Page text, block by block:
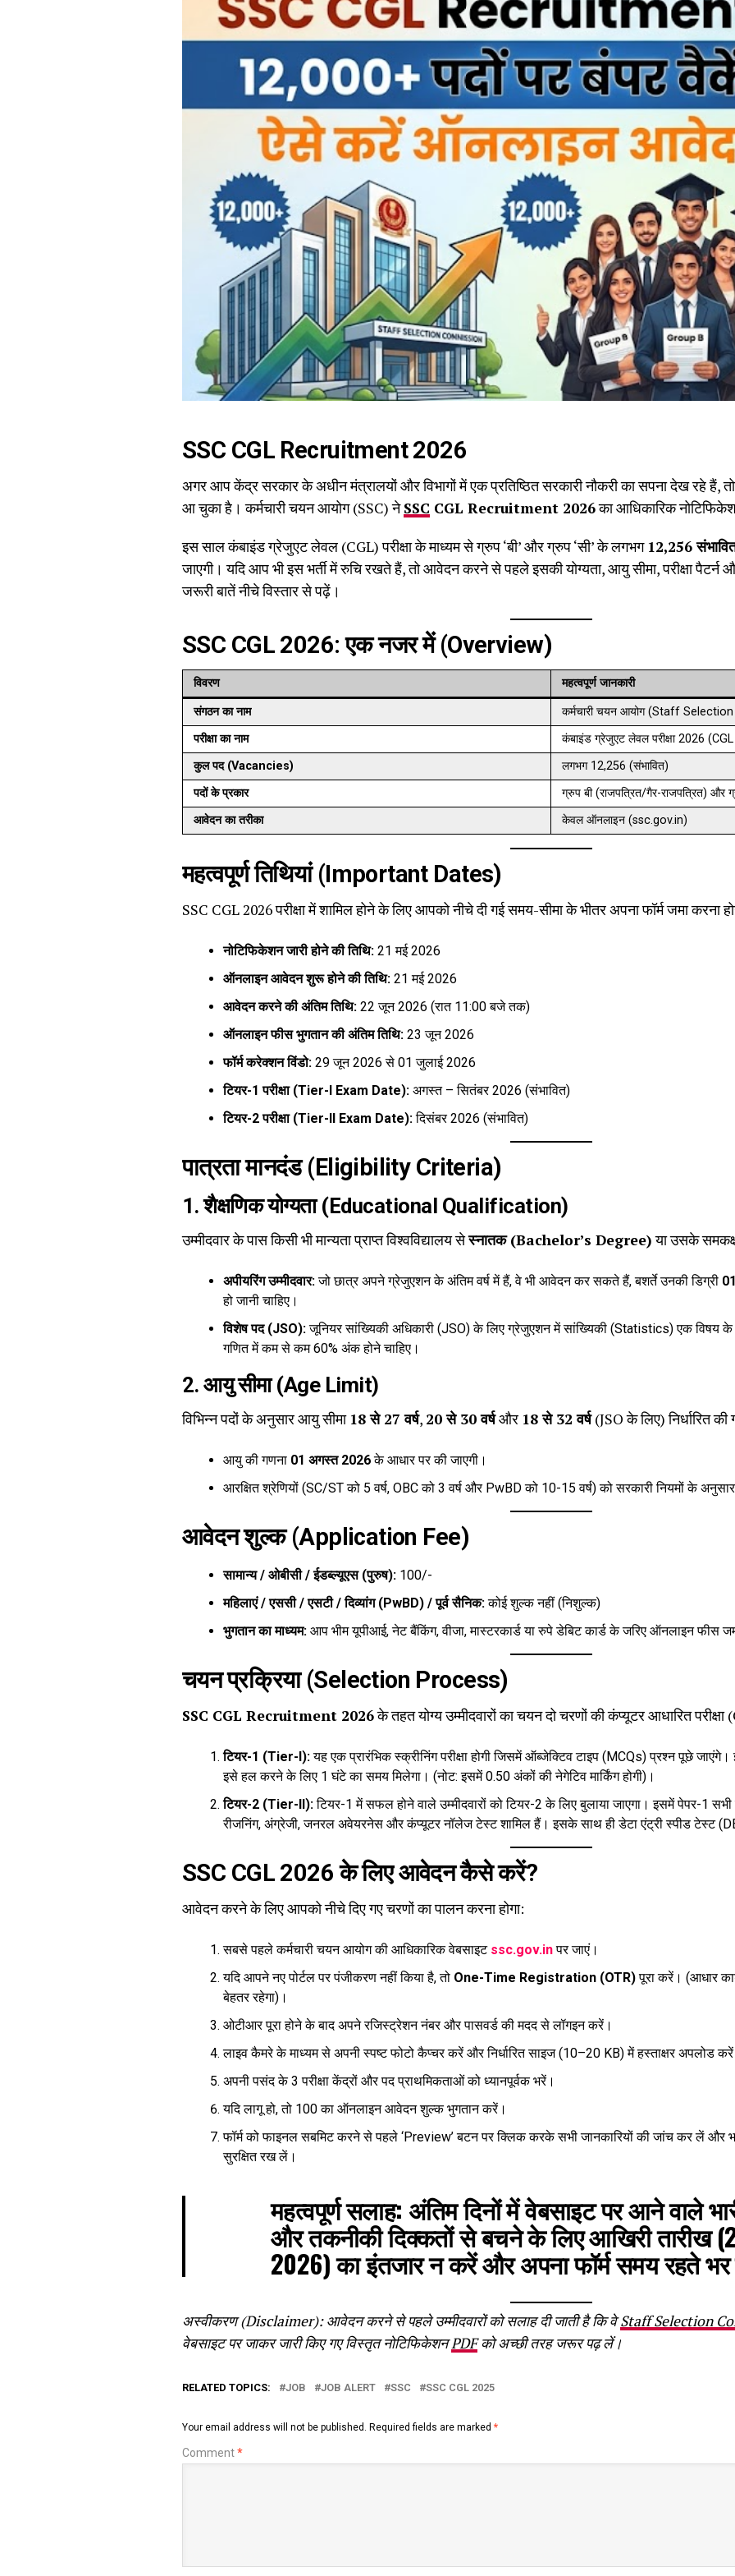
SSC CGL Recruitment 2026
अगर आप केंद्र सरकार के अधीन मंत्रालयों और विभागों में एक प्रतिष्ठित सरकारी नौकरी का सपना देख रहे हैं,
आ चुका है। कर्मचारी चयन आयोग (SSC) नेSSC CGL Recruitment 2026का आधिकारिक
इस साल कंबाइंड ग्रेजुएट लेवल (CGL) परीक्षा के माध्यम से ग्रुप ‘बी’ और ग्रुप ‘सी’ के लगभग 12,256
जाएगी। यदि आप भी इस भर्ती में रुचि रखते हैं, तो आवेदन करने से पहले इसकी योग्यता, आयु सीमा, परीक्षा
जरूरी बातें नीचे विस्तार से पढ़ें।
SSC CGL 2026: एक नजर में (Overview)
विवरण महत्वपूर्ण जानकारी
संगठन का नाम
कर्मचारी चयन आयोग (Staff
परीक्षा का नाम
कंबाइंड ग्रेजुएट लेवल परीक्षा 2026
कुल पद (Vacancies)
लगभग 12,256 (संभावित)
पदों के प्रकार
ग्रुप बी (राजपत्रित/गैर-राजपत्रित) और
आवेदन का तरीका
केवल ऑनलाइन (ssc.gov.in)
महत्वपूर्ण तिथियां (Important Dates)
SSC CGL 2026 परीक्षा में शामिल होने के लिए आपको नीचे दी गई समय-सीमा के भीतर अपना फॉर्म जमा करना
नोटिफिकेशन जारी होने की तिथि: 21 मई 2026
ऑनलाइन आवेदन शुरू होने की तिथि: 21 मई 2026
आवेदन करने की अंतिम तिथि: 22 जून 2026 (रात 11:00 बजे तक)
ऑनलाइन फीस भुगतान की अंतिम तिथि: 23 जून 2026
फॉर्म करेक्शन विंडो: 29 जून 2026 से 01 जुलाई 2026
टियर-1 परीक्षा (Tier-I Exam Date): अगस्त – सितंबर 2026 (संभावित)
टियर-2 परीक्षा (Tier-II Exam Date):दिसंबर 2026 (संभावित)
पात्रता मानदंड (Eligibility Criteria)
1. शैक्षणिक योग्यता (Educational Qualification)
उम्मीदवार के पास किसी भी मान्यता प्राप्त विश्वविद्यालय सेस्नातक (Bachelor’s Degree)या उसके समकक्ष
अपीयरिंग उम्मीदवार:जो छात्र अपने ग्रेजुएशन के अंतिम वर्ष में हैं, वे भी आवेदन कर सकते हैं, बशर्ते उनकी डिग्री
हो जानी चाहिए।
विशेष पद (JSO):जूनियर सांख्यिकी अधिकारी (JSO) के लिए ग्रेजुएशन में सांख्यिकी (Statistics) एक विषय के
गणित में कम से कम 60% अंक होने चाहिए।
2. आयु सीमा (Age Limit)
विभिन्न पदों के अनुसार आयु सीमा 18 से 27 वर्ष, 20 से 30 वर्षऔर 18 से 32 वर्ष(JSO के लिए) निर्धारित की
आयु की गणना 01 अगस्त 2026के आधार पर की जाएगी।
आरक्षित श्रेणियों (SC/ST को 5 वर्ष, OBC को 3 वर्ष और PwBD को 10-15 वर्ष) को सरकारी नियमों के
आवेदन शुल्क (Application Fee)
सामान्य / ओबीसी / ईडब्ल्यूएस (पुरुष): ₹100/-
महिलाएं / एससी / एसटी / दिव्यांग (PwBD) / पूर्व सैनिक:कोई शुल्क नहीं (निशुल्क)
भुगतान का माध्यम: आप भीम यूपीआई, नेट बैंकिंग, वीजा, मास्टरकार्ड या रुपे डेबिट कार्ड के जरिए ऑनलाइन फीस
चयन प्रक्रिया (Selection Process)
SSC CGL Recruitment 2026के तहत योग्य उम्मीदवारों का चयन दो चरणों की कंप्यूटर आधारित
टियर-1 (Tier-I):यह एक प्रारंभिक स्क्रीनिंग परीक्षा होगी जिसमें ऑब्जेक्टिव टाइप (MCQs) प्रश्न पूछे
इसे हल करने के लिए 1 घंटे का समय मिलेगा। (नोट: इसमें 0.50 अंकों की नेगेटिव मार्किंग होगी)।
टियर-2 (Tier-II):टियर-1 में सफल होने वाले उम्मीदवारों को टियर-2 के लिए बुलाया जाएगा। इसमें पेपर-1 सभी
रीजनिंग, अंग्रेजी, जनरल अवेयरनेस और कंप्यूटर नॉलेज टेस्ट शामिल हैं। इसके साथ ही डेटा एंट्री स्पीड टेस्ट
SSC CGL 2026 के लिए आवेदन कैसे करें?
आवेदन करने के लिए आपको नीचे दिए गए चरणों का पालन करना होगा:
सबसे पहले कर्मचारी चयन आयोग की आधिकारिक वेबसाइट ssc.gov.inपर जाएं।
यदि आपने नए पोर्टल पर पंजीकरण नहीं किया है, तो One-Time Registration (OTR)पूरा करें। (आधार
बेहतर रहेगा)।
ओटीआर पूरा होने के बाद अपने रजिस्ट्रेशन नंबर और पासवर्ड की मदद से लॉगइन करें।
लाइव कैमरे के माध्यम से अपनी स्पष्ट फोटो कैप्चर करें और निर्धारित साइज (10–20 KB) में हस्ताक्षर अपलोड
अपनी पसंद के 3 परीक्षा केंद्रों और पद प्राथमिकताओं को ध्यानपूर्वक भरें।
यदि लागू हो, तो ₹100 का ऑनलाइन आवेदन शुल्क भुगतान करें।
फॉर्म को फाइनल सबमिट करने से पहले ‘Preview’ बटन पर क्लिक करके सभी जानकारियों की जांच कर लें और
सुरक्षित रख लें।
महत्वपूर्ण सलाह: अंतिम दिनों में वेबसाइट पर आने वाले
और तकनीकी दिक्कतों से बचने के लिए आखिरी तारीख
2026) का इंतजार न करें और अपना फॉर्म समय रहते
अस्वीकरण (Disclaimer): आवेदन करने से पहले उम्मीदवारों को सलाह दी जाती है कि वेStaff Selection
वेबसाइट पर जाकर जारी किए गए विस्तृत नोटिफिकेशनPDFको अच्छी तरह जरूर पढ़ लें।
RELATED TOPICS: JOB JOB ALERT SSC SSC CGL 2025
Your email address will not be published. Required fields are marked *
Comment*